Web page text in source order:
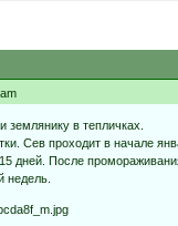
землянику в тепличках.
Сев проходит в начале
дней. После
недель.